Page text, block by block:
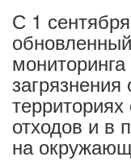
С 1
отходов и в
на